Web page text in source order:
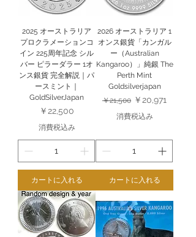
2025 オーストラリア
プロクラメーションコ
イン 225周年記念 シル
バー ピラーダラー 1オ
ンス銀貨 完全解説｜パ
ースミント｜
GoldSilverJapan
価格
￥22,500
消費税込み
カートに入れる
2026 オーストラリア 1
オンス銀貨「カンガル
ー（Australian
Kangaroo）」純銀 The
Perth Mint
Goldsilverjapan
通常価格
￥21,500 セール価格
￥20,971
消費税込み
カートに入れる